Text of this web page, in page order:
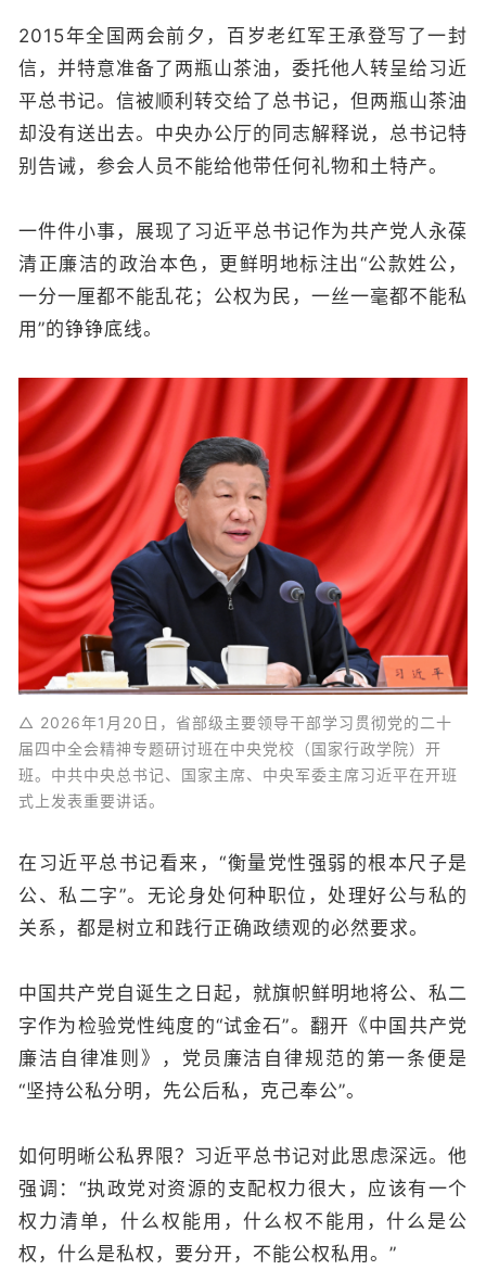
2015年全国两会前夕，百岁老红军王承登写了一封
信，并特意准备了两瓶山茶油，委托他人转呈给习近
平总书记。信被顺利转交给了总书记，但两瓶山茶油
却没有送出去。中央办公厅的同志解释说，总书记特
别告诫，参会人员不能给他带任何礼物和土特产。
一件件小事，展现了习近平总书记作为共产党人永葆
清正廉洁的政治本色，更鲜明地标注出“公款姓公，
一分一厘都不能乱花；公权为民，一丝一毫都不能私
用”的铮铮底线。
△ 2026年1月20日，省部级主要领导干部学习贯彻党的二十
届四中全会精神专题研讨班在中央党校（国家行政学院）开
班。中共中央总书记、国家主席、中央军委主席习近平在开班
式上发表重要讲话。
在习近平总书记看来，“衡量党性强弱的根本尺子是
公、私二字”。无论身处何种职位，处理好公与私的
关系，都是树立和践行正确政绩观的必然要求。
中国共产党自诞生之日起，就旗帜鲜明地将公、私二
字作为检验党性纯度的“试金石”。翻开《中国共产党
廉洁自律准则》，党员廉洁自律规范的第一条便是
“坚持公私分明，先公后私，克己奉公”。
如何明晰公私界限？习近平总书记对此思虑深远。他
强调：“执政党对资源的支配权力很大，应该有一个
权力清单，什么权能用，什么权不能用，什么是公
权，什么是私权，要分开，不能公权私用。”